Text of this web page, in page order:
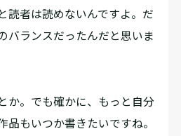
読者は読めないんですよ。だ
バランスだったんだと思いま
か。でも確かに、もっと自分
品もいつか書きたいですね。